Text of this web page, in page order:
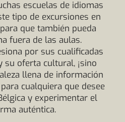
escuelas de idiomas
tipo de excursiones en
que también pueda
fuera de las aulas.
por sus cualificadas
su oferta cultural, ¡sino
llena de información
cualquiera que desee
y experimentar el
auténtica.